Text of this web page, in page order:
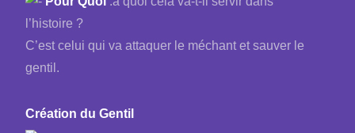
l’histoire ?
C’est celui qui va attaquer le méchant et sauver le
gentil.
Création du Gentil